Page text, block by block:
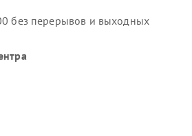
без перерывов и выходных